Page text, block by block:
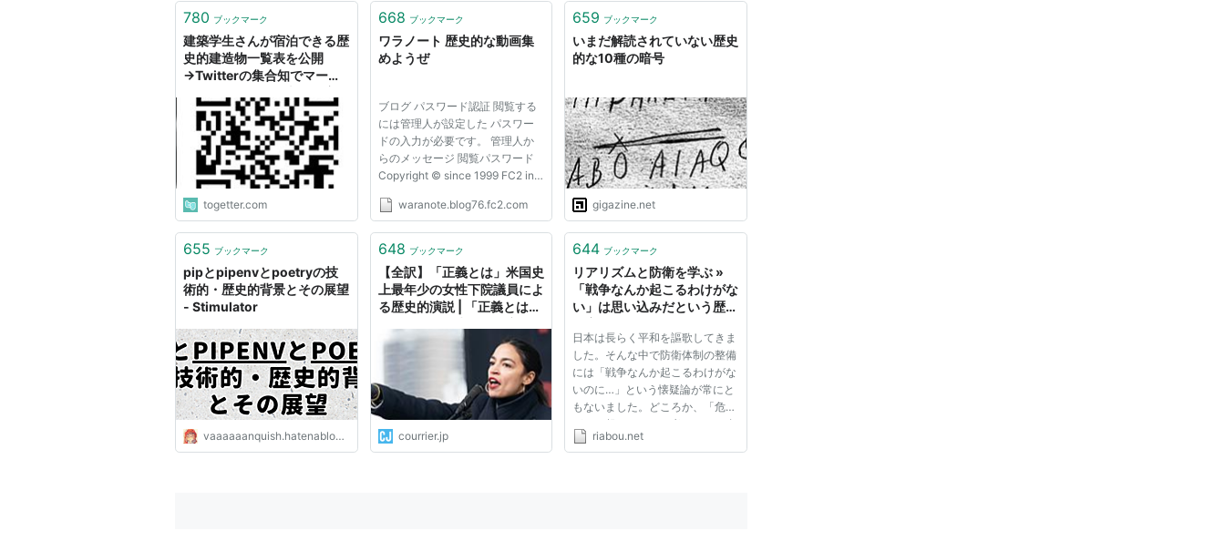
20:00:04.82 ID:JTW2OF5T0
ぶってるようにしか...
アングラの殻を突き破って一躍世
こ...
780 ブックマーク
建築学生さんが宿泊できる歴
史的建造物一覧表を公開
→Twitterの集合知でマーク
地が集まったので紹介します
togetter.com
668 ブックマーク
ワラノート 歴史的な動画集
めようぜ
ブログ パスワード認証 閲覧する
には管理人が設定した パスワー
ドの入力が必要です。 管理人か
らのメッセージ 閲覧パスワード
Copyright © since 1999 FC2 inc.
waranote.blog76.fc2.com
659 ブックマーク
いまだ解読されていない歴史
的な10種の暗号
gigazine.net
655 ブックマーク
pipとpipenvとpoetryの技
術的・歴史的背景とその展望
- Stimulator
vaaaaaanquish.hatenablog.com
648 ブックマーク
【全訳】「正義とは」米国史
上最年少の女性下院議員によ
る歴史的演説 | 「正義とは、
こと」
courrier.jp
644 ブックマーク
リアリズムと防衛を学ぶ »
「戦争なんか起こるわけがな
い」は思い込みだという歴史
日本は長らく平和を謳歌してきま
した。そんな中で防衛体制の整備
には「戦争なんか起こるわけがな
いのに…」という懐疑論が常にと
もないました。どころか、「危機
がもし起ったら」と考えること自
体が危険思想である、戦争が好き
riabou.net